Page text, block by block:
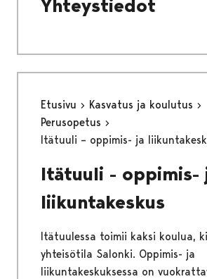
Yhteystiedot
Etusivu
Kasvatus ja koulutus
Perusopetus
Itätuuli – oppimis- ja
Itätuuli - oppimis-
liikuntakeskus
Itätuulessa toimii kaksi koulua,
yhteisötila Salonki. Oppimis- ja
liikuntakeskuksessa on